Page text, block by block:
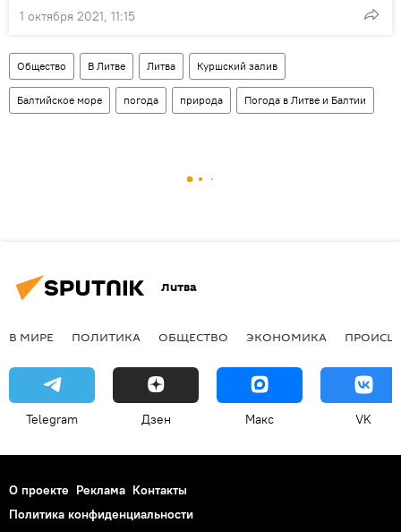
1 октября 2021, 11:15
Общество В Литве Литва Куршский залив
Балтийское море погода природа Погода в Литве и Балтии
Литва
В МИРЕ ПОЛИТИКА ОБЩЕСТВО ЭКОНОМИКА
Telegram Дзен Макс VK
О проекте Реклама Контакты
Политика конфиденциальности